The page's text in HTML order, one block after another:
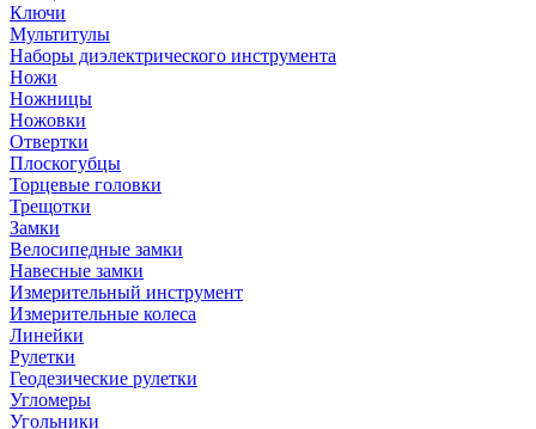
Ключи
Мультитулы
Наборы диэлектрического инструмента
Ножи
Ножницы
Ножовки
Отвертки
Плоскогубцы
Торцевые головки
Трещотки
Замки
Велосипедные замки
Навесные замки
Измерительный инструмент
Измерительные колеса
Линейки
Рулетки
Геодезические рулетки
Угломеры
Угольники